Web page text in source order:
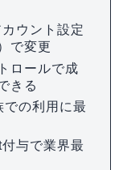
ウント設定
で変更
ロールで成
きる
での利用に最
与で業界最